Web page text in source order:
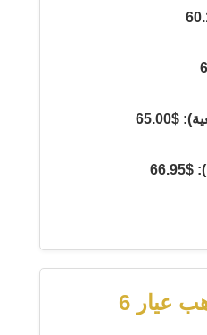
عيار 6